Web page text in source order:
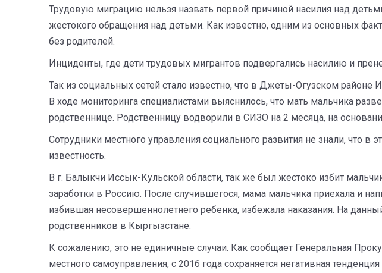
Трудовую миграцию нельзя назвать первой причиной насилия над
жестокого обращения над детьми. Как известно, одним из основных
без родителей.
Инциденты, где дети трудовых мигрантов подвергались насилию и
Так из социальных сетей стало известно, что в Джеты-Огузском
В ходе мониторинга специалистами выяснилось, что мать мальчика
родственнице. Родственницу водворили в СИЗО на 2 месяца, на
Сотрудники местного управления социального развития не знали, что
известность.
В г. Балыкчи Иссык-Кульской области, так же был жестоко избит
заработки в Россию. После случившегося, мама мальчика приехала и
избившая несовершеннолетнего ребенка, избежала наказания. На
родственников в Кыргызстане.
К сожалению, это не единичные случаи. Как сообщает Генеральная
местного самоуправления, с 2016 года сохраняется негативная